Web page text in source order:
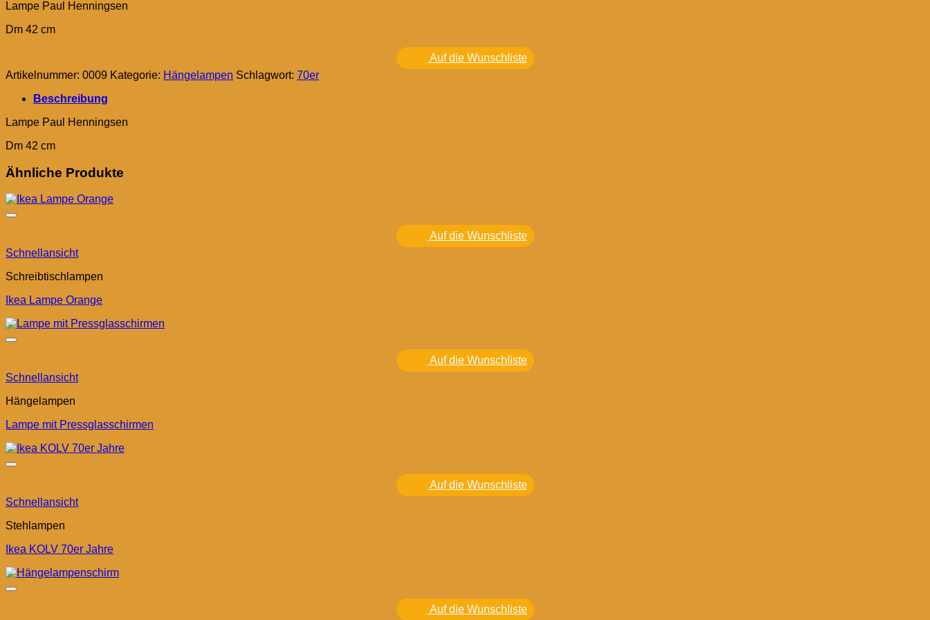
Lampe Paul Henningsen
Dm 42 cm
Auf die Wunschliste
Artikelnummer: 0009 Kategorie: Hängelampen Schlagwort: 70er
Beschreibung
Lampe Paul Henningsen
Dm 42 cm
Ähnliche Produkte
Auf die Wunschliste
Schnellansicht
Schreibtischlampen
Ikea Lampe Orange
Auf die Wunschliste
Schnellansicht
Hängelampen
Lampe mit Pressglasschirmen
Auf die Wunschliste
Schnellansicht
Stehlampen
Ikea KOLV 70er Jahre
Auf die Wunschliste